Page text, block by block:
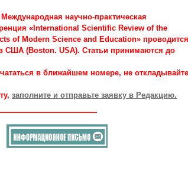
научно-практическая
«International Scientific Review of the
of Modern Science and Education» проводится
США (Boston. USA). Статьи принимаются до
в ближайшем номере, не откладывайте
заполните и отправьте заявку в Редакцию.